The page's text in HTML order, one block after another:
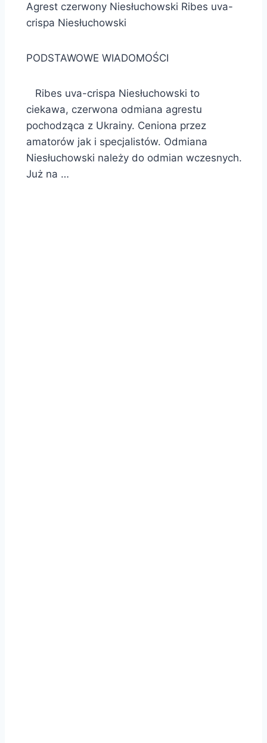
Agrest czerwony Niesłuchowski Ribes uva-
crispa Niesłuchowski
PODSTAWOWE WIADOMOŚCI
Ribes uva-crispa Niesłuchowski to
ciekawa, czerwona odmiana agrestu
pochodząca z Ukrainy. Ceniona przez
amatorów jak i specjalistów. Odmiana
Niesłuchowski należy do odmian wczesnych.
Już na …